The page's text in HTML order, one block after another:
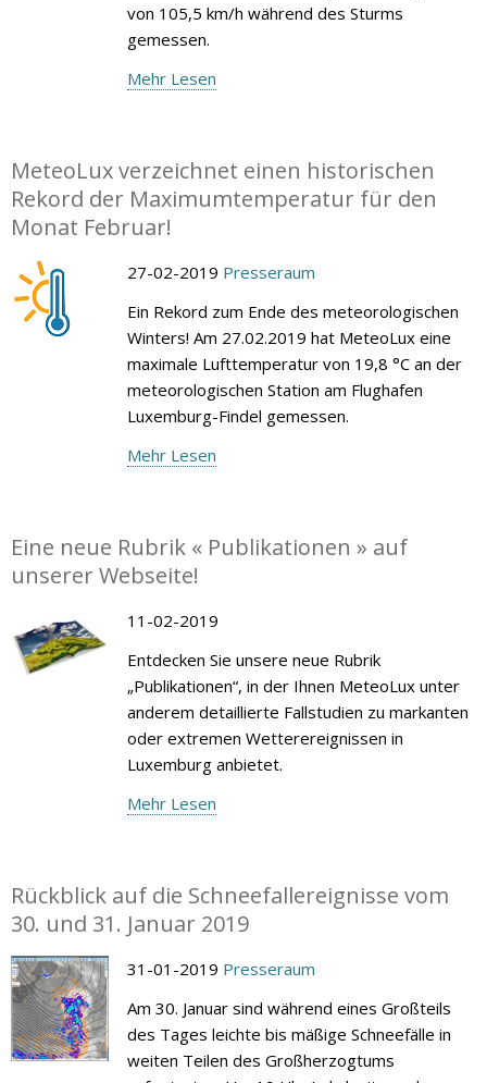
von 105,5 km/h während des Sturms
gemessen.
Mehr Lesen
MeteoLux verzeichnet einen historischen
Rekord der Maximumtemperatur für den
Monat Februar!
27-02-2019 Presseraum
Ein Rekord zum Ende des meteorologischen
Winters! Am 27.02.2019 hat MeteoLux eine
maximale Lufttemperatur von 19,8 °C an der
meteorologischen Station am Flughafen
Luxemburg-Findel gemessen.
Mehr Lesen
Eine neue Rubrik « Publikationen » auf
unserer Webseite!
11-02-2019
Entdecken Sie unsere neue Rubrik
„Publikationen“, in der Ihnen MeteoLux unter
anderem detaillierte Fallstudien zu markanten
oder extremen Wetterereignissen in
Luxemburg anbietet.
Mehr Lesen
Rückblick auf die Schneefallereignisse vom
30. und 31. Januar 2019
31-01-2019 Presseraum
Am 30. Januar sind während eines Großteils
des Tages leichte bis mäßige Schneefälle in
weiten Teilen des Großherzogtums